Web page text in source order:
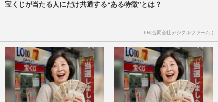
宝くじが当たる人にだけ共通する“ある特徴”とは？
PR(合同会社デジタルファーム )